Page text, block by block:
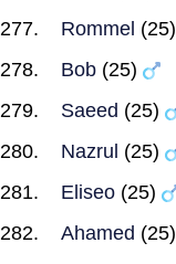
Rommel (25)
Bob (25)
Saeed (25)
Nazrul (25)
Eliseo (25)
Ahamed (25)